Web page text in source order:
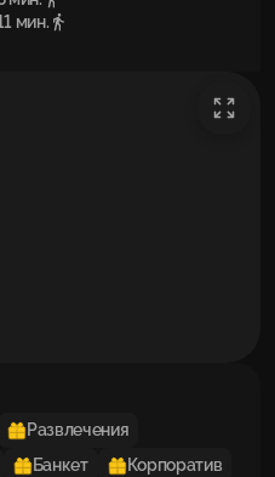
мин.
Развлечения
Банкет
Корпоратив